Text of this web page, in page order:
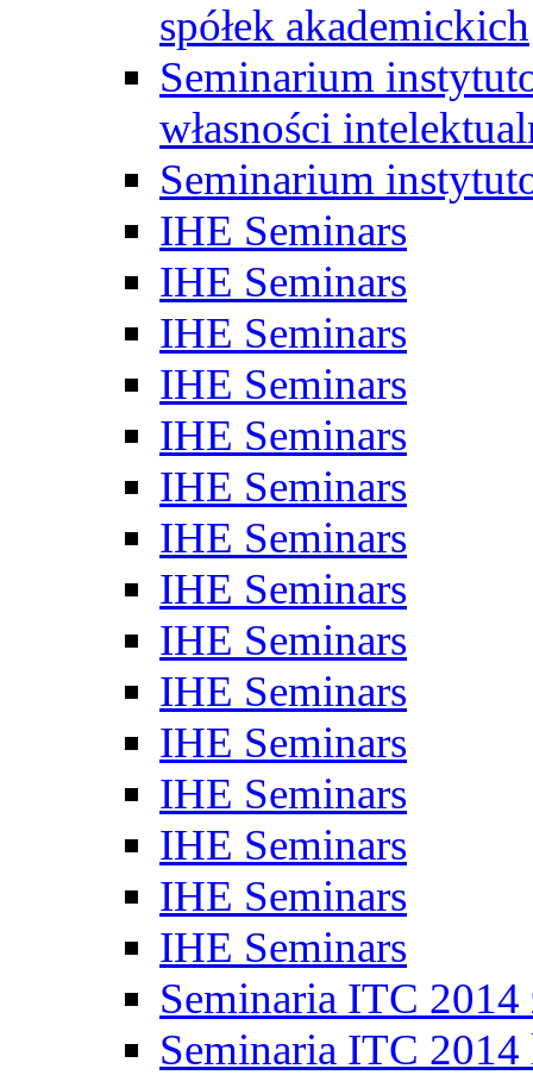
spółek akademickich
Seminarium
własności
Seminarium
IHE Seminars
IHE Seminars
IHE Seminars
IHE Seminars
IHE Seminars
IHE Seminars
IHE Seminars
IHE Seminars
IHE Seminars
IHE Seminars
IHE Seminars
IHE Seminars
IHE Seminars
IHE Seminars
IHE Seminars
Seminaria ITC 2014
Seminaria ITC 2014